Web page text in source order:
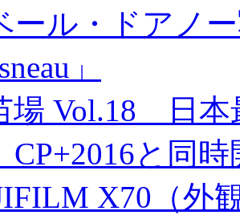
ール・ドアノ
」
場 Vol.18 日本
と同時
X70（外